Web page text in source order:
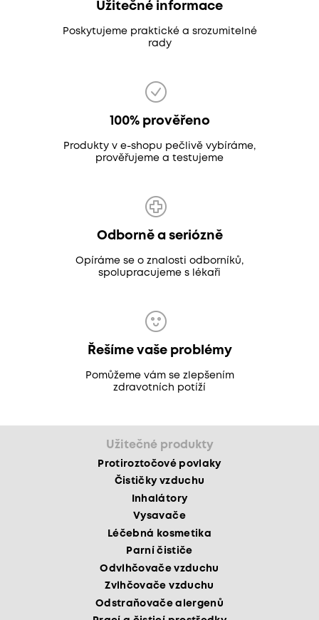
Užitečné informace
Poskytujeme praktické a srozumitelné
rady
100% prověřeno
Produkty v e-shopu pečlivě vybíráme,
prověřujeme a testujeme
Odborně a seriózně
Opíráme se o znalosti odborníků,
spolupracujeme s lékaři
Řešíme vaše problémy
Pomůžeme vám se zlepšením
zdravotních potíží
Užitečné produkty
Protiroztočové povlaky
Čističky vzduchu
Inhalátory
Vysavače
Léčebná kosmetika
Parní čističe
Odvlhčovače vzduchu
Zvlhčovače vzduchu
Odstraňovače alergenů